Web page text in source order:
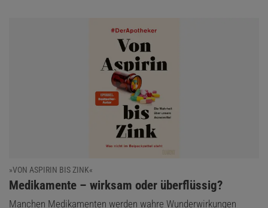
»VON ASPIRIN BIS ZINK«
:
Medikamente – wirksam oder überflüssig?
Manchen Medikamenten werden wahre Wunderwirkungen